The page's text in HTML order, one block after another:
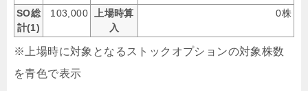
SO総
計(1)
103,000
上場時算
入
0株
※上場時に対象となるストックオプションの対象株数
を青色で表示